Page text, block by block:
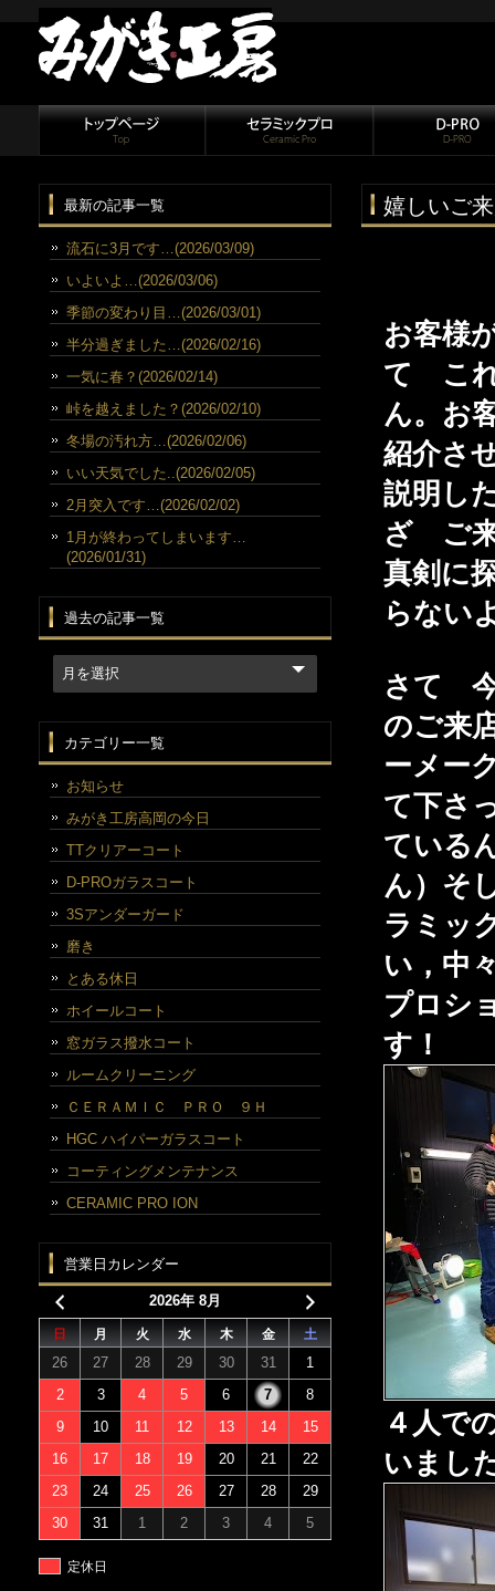
嬉しいご
お客様
て これ
ん。お
紹介さ
説明し
ざ ご来
真剣に
らない
さて 今
のご来
ーメー
て下さ
ている
ん）そ
ラミッ
い，中
プロシ
す！
４人で
いまし
最新の記事一覧
流石に3月です…(2026/03/09)
いよいよ…(2026/03/06)
季節の変わり目…(2026/03/01)
半分過ぎました…(2026/02/16)
一気に春？(2026/02/14)
峠を越えました？(2026/02/10)
冬場の汚れ方…(2026/02/06)
いい天気でした..(2026/02/05)
2月突入です…(2026/02/02)
1月が終わってしまいます…
(2026/01/31)
過去の記事一覧
カテゴリー一覧
お知らせ
みがき工房高岡の今日
TTクリアーコート
D-PROガラスコート
3Sアンダーガード
磨き
とある休日
ホイールコート
窓ガラス撥水コート
ルームクリーニング
ＣＥＲＡＭＩＣ ＰＲＯ ９Ｈ
HGC ハイパーガラスコート
コーティングメンテナンス
CERAMIC PRO ION
営業日カレンダー
2026年 8月
日 月 火 水 木 金 土
26 27 28 29 30 31
1
2
3 4 5 6 7
8
9
10 11 12 13 14
15
16
17 18 19 20 21
22
23
24 25 26 27 28
29
30
31 1 2 3 4 5
定休日